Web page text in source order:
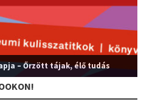
– Őrzött tájak, élő tudás